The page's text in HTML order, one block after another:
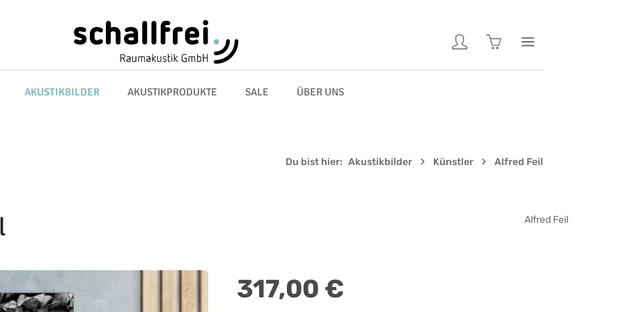
Warenkorb enthält 0
AKUSTIKBILDER AKUSTIKPRODUKTE SALE ÜBER UNS
Du bist hier: Akustikbilder Künstler Alfred Feil
Alfred Feil
Regulärer Preis:
317,00 €